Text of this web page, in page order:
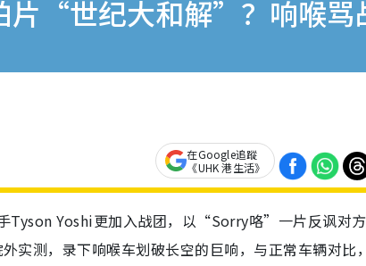
片“世纪大和解”？响喉骂
在Google追蹤
《UHK 港生活》
Tyson Yoshi更加入战团，以“Sorry咯”一片反讽对
实测，录下响喉车划破长空的巨响，与正常车辆对比